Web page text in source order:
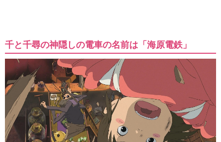
千と千尋の神隠しの電車の名前は「海原電鉄」